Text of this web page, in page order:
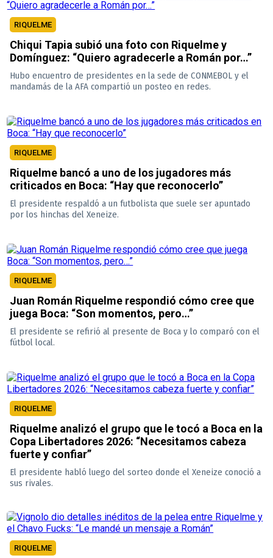
RIQUELME
Chiqui Tapia subió una foto con Riquelme y
Domínguez: “Quiero agradecerle a Román por…”
Hubo encuentro de presidentes en la sede de CONMEBOL y el
mandamás de la AFA compartió un posteo en redes.
RIQUELME
Riquelme bancó a uno de los jugadores más
criticados en Boca: “Hay que reconocerlo”
El presidente respaldó a un futbolista que suele ser apuntado
por los hinchas del Xeneize.
RIQUELME
Juan Román Riquelme respondió cómo cree que
juega Boca: “Son momentos, pero…”
El presidente se refirió al presente de Boca y lo comparó con el
fútbol local.
RIQUELME
Riquelme analizó el grupo que le tocó a Boca en la
Copa Libertadores 2026: “Necesitamos cabeza
fuerte y confiar”
El presidente habló luego del sorteo donde el Xeneize conoció a
sus rivales.
RIQUELME